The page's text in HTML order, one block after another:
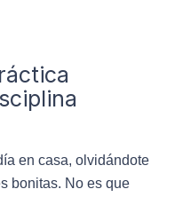
en casa, olvidándote
bonitas. No es que